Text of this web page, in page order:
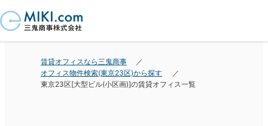
賃貸オフィスなら三鬼商事
オフィス物件検索(東京23区)から探す
東京23区[大型ビル(小区画)]の賃貸オフィス一覧